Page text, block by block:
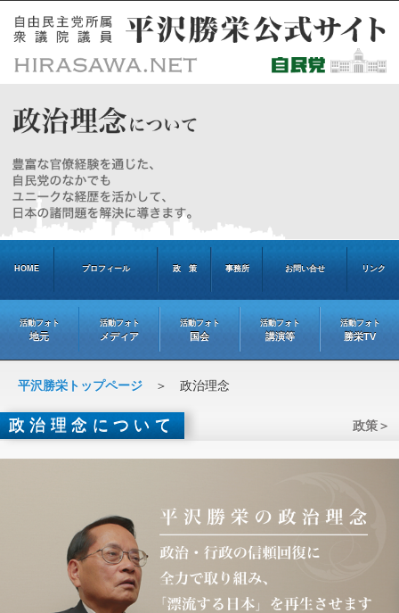
HOME プロフィール 政 策 事務所 お問い合せ リンク
活動フォト
地元
活動フォト
メディア
活動フォト
国会
活動フォト
講演等
活動フォト
勝栄TV
平沢勝栄トップページ ＞ 政治理念
政治理念について 政策＞